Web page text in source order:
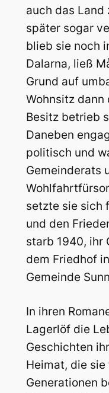
auch das Land
später sogar
blieb sie noch
Dalarna, ließ
Grund auf
Wohnsitz
Besitz betrieb
Daneben
politisch und
Gemeinderats
setzte sie sich
und den
starb 1940, ihr
dem Friedhof
Gemeinde
In ihren
Lagerlöf die
Geschichten
Heimat, die
Generationen